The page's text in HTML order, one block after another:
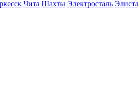
Чита Шахты Электросталь Элиста